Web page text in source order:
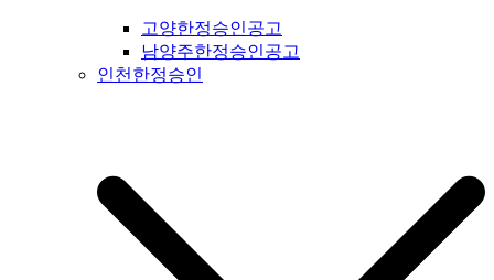
문경시일간지공고 #상주시일간지공고 #의성군일간지공고 #청
송군일간지공고 #영덕군일간지공고 #군위군일간지공고 #김천
시일간지공고 #구미시일간지공고 #칠곡군일간지공고 #성주군
공고 #부산시일간지공고 #기장군일간지공고 #경상남도일간지
공고 #경남일간지공고 #거창군일간지공고 #합천군일간지공고
#창녕군일간지공고 #밀양시일간지공고 #김해시일간지공고 #
창원시일간지공고 #의령군일간지공고 #진주시일간지공고 #하
동군일간지공고 #사천시일간지공고 #고성군일간지공고 #거제
고양한정승인공고
남양주한정승인공고
인천한정승인